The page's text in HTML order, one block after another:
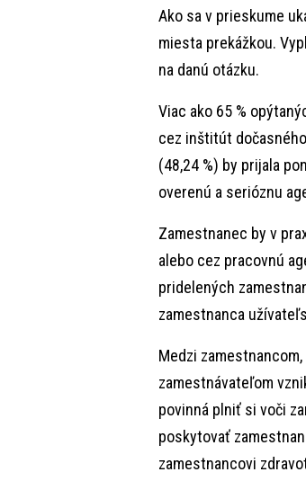
Ako sa v prieskume
miesta prekážkou.
na danú otázku.
Viac ako 65 %
cez inštitút
(48,24 %) by prijala
overenú a serióznu
Zamestnanec by v
alebo cez pracovnú
pridelených
zamestnanca
Medzi
zamestnávateľom
povinná plniť si voči
poskytovať
zamestnancovi